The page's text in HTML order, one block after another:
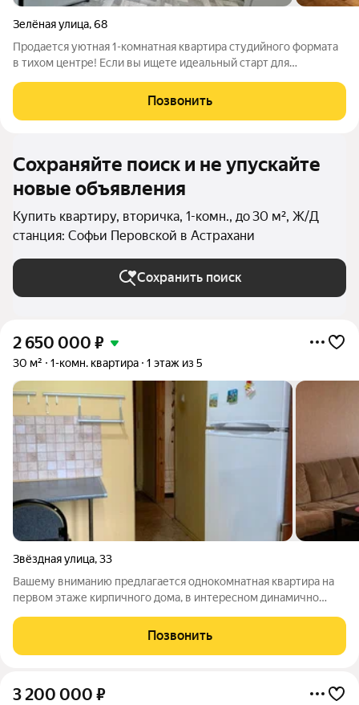
Зелёная улица,68
Продается уютная 1-комнатная квартира студийного формата
в тихом центре! Если вы ищете идеальный старт для
Локация «все включено»:
Позвонить
Сохраняйте поиск и не упускайте
новые объявления
Купить квартиру, вторичка, 1-комн., до 30 м², Ж/Д
станция: Софьи Перовской в Астрахани
Сохранить поиск
2 650 000 ₽
30 м² 1-комн. квартира 1 этаж из 5
Звёздная улица,33
Вашему вниманию предлагается однокомнатная квартира на
первом этаже кирпичного дома, в интересном динамично
(район Сан Пиццы). Хорошая квартира в прекрасном районе.
Удобный этаж, удачная
Позвонить
3 200 000 ₽